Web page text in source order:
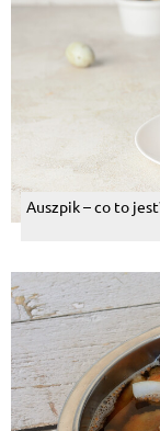
Auszpik – co to